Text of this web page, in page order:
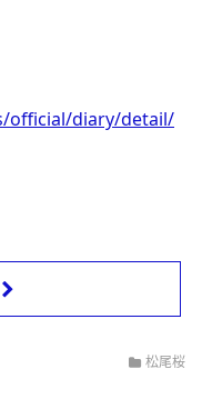
official/diary/detail/
松尾桜